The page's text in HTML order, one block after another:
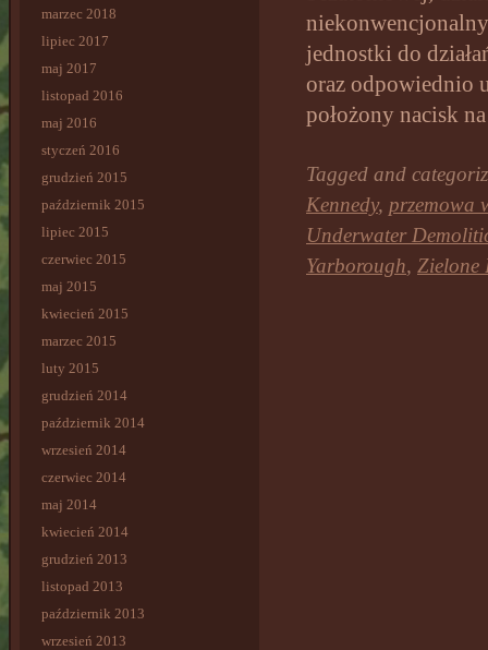
marzec 2018
lipiec 2017
maj 2017
listopad 2016
maj 2016
styczeń 2016
grudzień 2015
październik 2015
lipiec 2015
czerwiec 2015
maj 2015
kwiecień 2015
marzec 2015
luty 2015
grudzień 2014
październik 2014
wrzesień 2014
czerwiec 2014
maj 2014
kwiecień 2014
grudzień 2013
listopad 2013
październik 2013
wrzesień 2013
jednostki do
oraz odpowiednio
położony nacisk
Tagged and
Kennedy, przemowa
Underwater
Yarborough, Zielone